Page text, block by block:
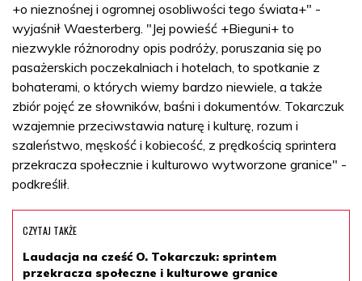
+o nieznośnej i ogromnej osobliwości tego świata+" -
wyjaśnił Waesterberg. "Jej powieść +Bieguni+ to
niezwykle różnorodny opis podróży, poruszania się po
pasażerskich poczekalniach i hotelach, to spotkanie z
bohaterami, o których wiemy bardzo niewiele, a także
zbiór pojęć ze słowników, baśni i dokumentów. Tokarczuk
wzajemnie przeciwstawia naturę i kulturę, rozum i
szaleństwo, męskość i kobiecość, z prędkością sprintera
przekracza społecznie i kulturowo wytworzone granice" -
podkreślił.
CZYTAJ TAKŻE
Laudacja na cześć O. Tokarczuk: sprintem
przekracza społeczne i kulturowe granice